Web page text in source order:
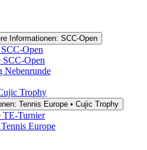
Informationen: SCC-Open
Open
Open
Nebenrunde
Trophy
Tennis Europe • Cujic Trophy
TE-Turnier
Europe